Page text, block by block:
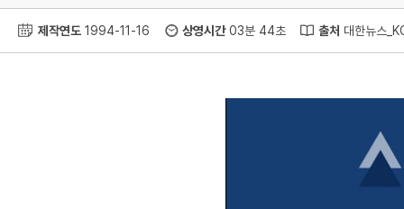
제작연도 1994-11-16 상영시간03분 44초 출처 대한뉴스